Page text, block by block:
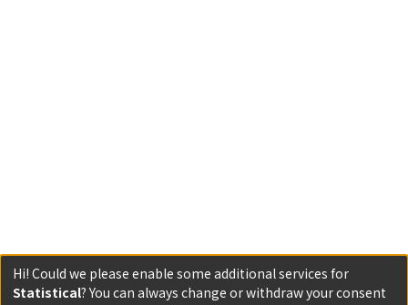
Powered by DSpace and JAIRO Crawler-List
Hi! Could we please enable some additional services for
Statistical? You can always change or withdraw your consent